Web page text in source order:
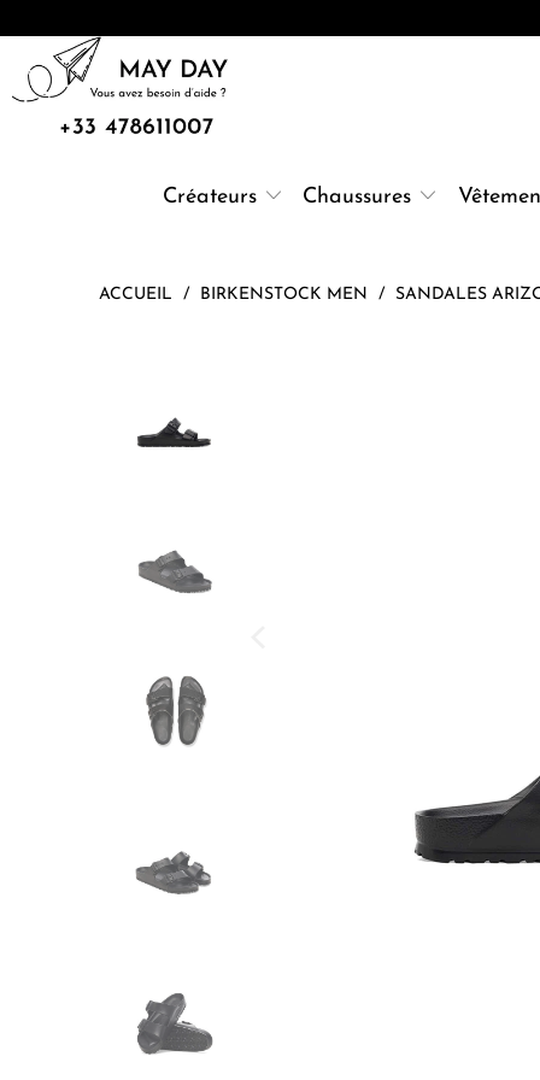
Créateurs Chaussures
ACCUEIL / BIRKENSTOCK MEN / SANDALES